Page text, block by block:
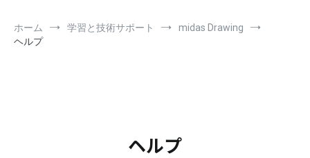
ホーム 学習と技術サポート
midas Drawing
ヘルプ
ヘルプ